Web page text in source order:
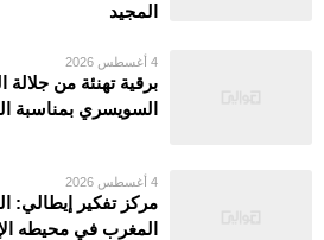
المجيد
4 أغسطس 2026
برقية تهنئة من
السويسري بمناسبة
4 أغسطس 2026
مركز تفكير إيطالي:
المغرب في محيطه